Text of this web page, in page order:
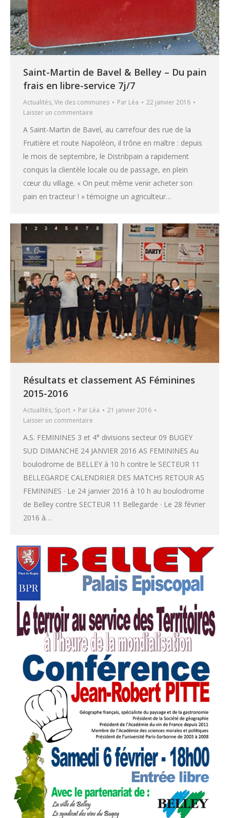
Saint-Martin de Bavel & Belley – Du pain
frais en libre-service 7j/7
Actualités, Vie des communes Par Léa
22 janvier 2016
Laisser un commentaire
A Saint-Martin de Bavel, au carrefour des rue de la
Fruitière et route Napoléon, il trône en maître : depuis
le mois de septembre, le Distribpain a rapidement
conquis la clientèle locale ou de passage, en plein
cœur du village. « On peut même venir acheter son
pain en tracteur ! » témoigne un agriculteur…
Résultats et classement AS Féminines
2015-2016
Actualités, Sport Par Léa
21 janvier 2016
Laisser un commentaire
A.S. FEMININES 3 et 4° divisions secteur 09 BUGEY
SUD DIMANCHE 24 JANVIER 2016 AS FEMININES Au
boulodrome de BELLEY à 10 h contre le SECTEUR 11
BELLEGARDE CALENDRIER DES MATCHS RETOUR AS
FEMININES · Le 24 janvier 2016 à 10 h au boulodrome
de Belley contre SECTEUR 11 Bellegarde · Le 28 février
2016 à…